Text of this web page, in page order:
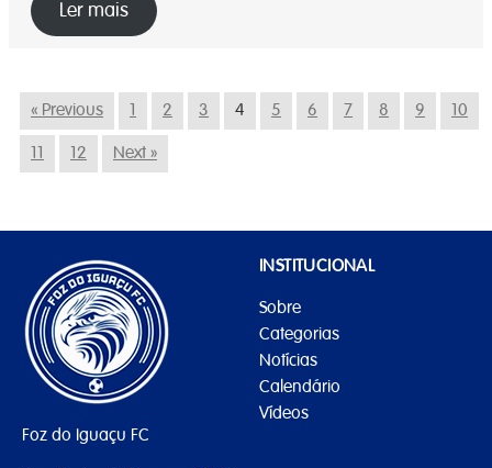
Ler mais
« Previous 2 3 4 5 6 7 8 9 10
12 Next »
Foz do Iguaçu FC
INSTITUCIONAL
Sobre
Categorias
Notícias
Calendário
Vídeos